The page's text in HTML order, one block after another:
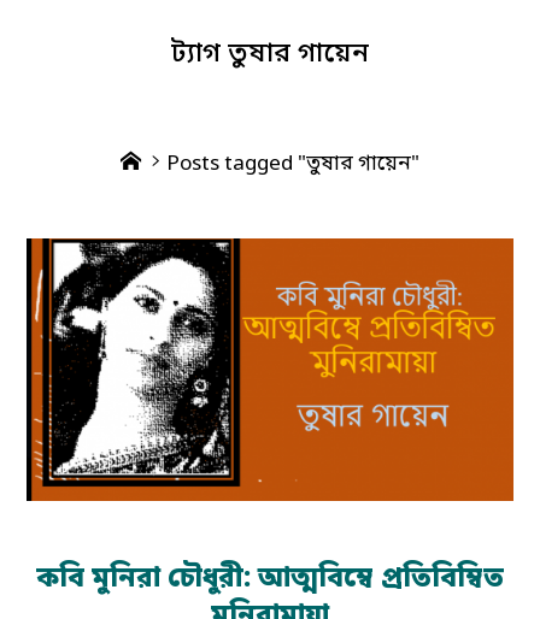
ট্যাগ তুষার গায়েন
HomePosts tagged "তুষার গায়েন"
কবি মুনিরা চৌধুরী: আত্মবিম্বে প্ৰতিবিম্বিত